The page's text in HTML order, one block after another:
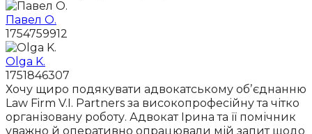
Павел О.
1754759912
Olga K.
1751846307
Хочу щиро подякувати адвокатському обʼєднанню
Law Firm V.I. Partners за високопрофесійну та чітко
організовану роботу. Адвокат Ірина та її помічник
уважно й оперативно опрацювали мій запит щодо